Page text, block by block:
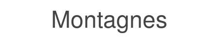
Montagnes